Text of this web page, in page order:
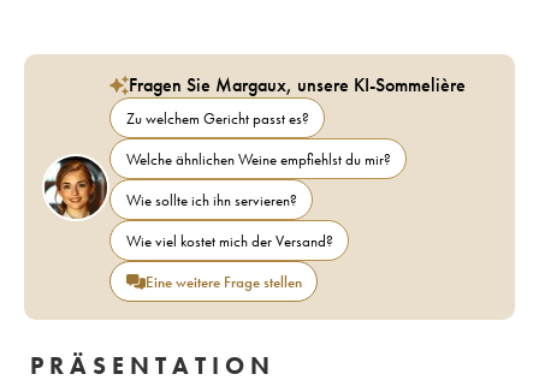
Fragen Sie Margaux, unsere KI-Sommelière
Zu welchem Gericht passt es?
Welche ähnlichen Weine empfiehlst du mir?
Wie sollte ich ihn servieren?
Wie viel kostet mich der Versand?
Eine weitere Frage stellen
PRÄSENTATION